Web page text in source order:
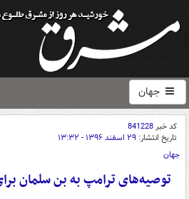
جهان
کد خبر841228
تاریخ انتشار: ۲۹ اسفند ۱۳۹۶ - ۱۳:۳۲
جهان
توصیه‌های ترامپ به بن سلمان